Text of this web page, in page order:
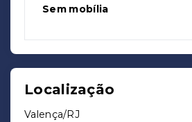
Sem mobília
Localização
Valença/RJ